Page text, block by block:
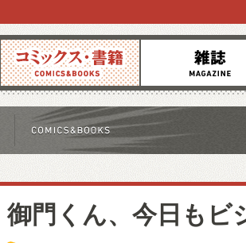
コミックス 雑誌
御門くん、今日もビ